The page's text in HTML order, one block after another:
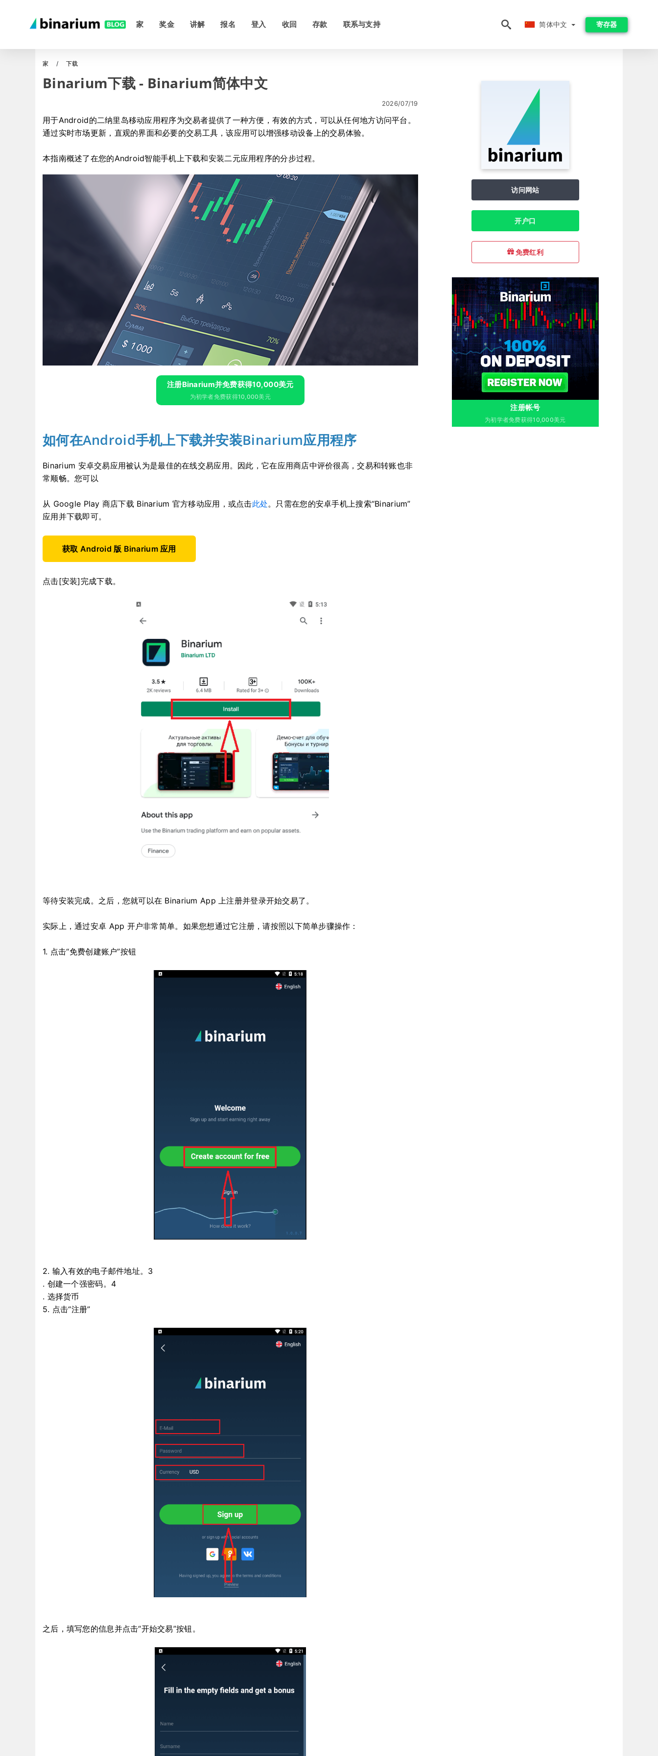
家 奖金 讲解 报名 登入 收回 存款 联系与支持 简体中文 寄存器
家 下载
Binarium下载 - Binarium简体中文
2026/07/19
用于Android的二纳里岛移动应用程序为交易者提供了一种方便，有效的方式，可以从任何地方访问平台。
通过实时市场更新，直观的界面和必要的交易工具，该应用可以增强移动设备上的交易体验。
本指南概述了在您的Android智能手机上下载和安装二元应用程序的分步过程。
注册Binarium并免费获得10,000美元
为初学者免费获得10,000美元
如何在Android手机上下载并安装Binarium应用程序
Binarium 安卓交易应用被认为是最佳的在线交易应用。因此，它在应用商店中评价很高，交易和转账也非
常顺畅。您可以
从 Google Play 商店下载 Binarium 官方移动应用，或点击此处。只需在您的安卓手机上搜索“Binarium”
应用并下载即可。
获取 Android 版 Binarium 应用
点击[安装]完成下载。
等待安装完成。之后，您就可以在 Binarium App 上注册并登录开始交易了。
实际上，通过安卓 App 开户非常简单。如果您想通过它注册，请按照以下简单步骤操作：
1. 点击“免费创建账户”按钮
2. 输入有效的电子邮件地址。3
. 创建一个强密码。4
. 选择货币
5. 点击“注册”
之后，填写您的信息并点击“开始交易”按钮。
访问网站
开户口
免费红利
注册帐号
为初学者免费获得10,000美元